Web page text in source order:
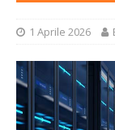
1 Aprile 2026